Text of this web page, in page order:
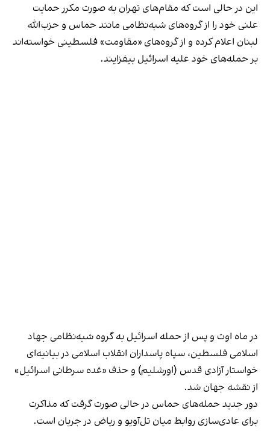
این در حالی است که مقام‌های تهران به صورت مکرر حمایت
علنی خود را از گروه‌های شبه‌نظامی مانند حماس و حزب‌الله
لبنان اعلام کرده و از گروه‌های «مقاومت» فلسطینی خواسته‌اند
بر حمله‌های خود علیه اسرائیل بیفزایند.
در ماه اوت و پس از حمله اسرائیل به گروه شبه‌نظامی جهاد
اسلامی فلسطین، سپاه پاسداران انقلاب اسلامی در بیانیه‌ای
خواستار آزادی قدس (اورشلیم) و حذف «غده سرطانی اسرائیل»
از نقشه جهان شد.
دور جدید حمله‌های حماس در حالی صورت گرفت که مذاکرت
برای عادی‌سازی روابط میان تل‌آویو و ریاض در جریان است.